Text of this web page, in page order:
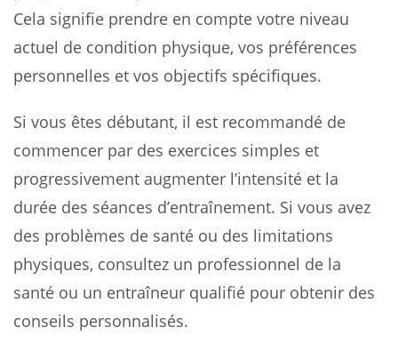
Cela signifie prendre en compte votre niveau
actuel de condition physique, vos préférences
personnelles et vos objectifs spécifiques.
Si vous êtes débutant, il est recommandé de
commencer par des exercices simples et
progressivement augmenter l’intensité et la
durée des séances d’entraînement. Si vous avez
des problèmes de santé ou des limitations
physiques, consultez un professionnel de la
santé ou un entraîneur qualifié pour obtenir des
conseils personnalisés.